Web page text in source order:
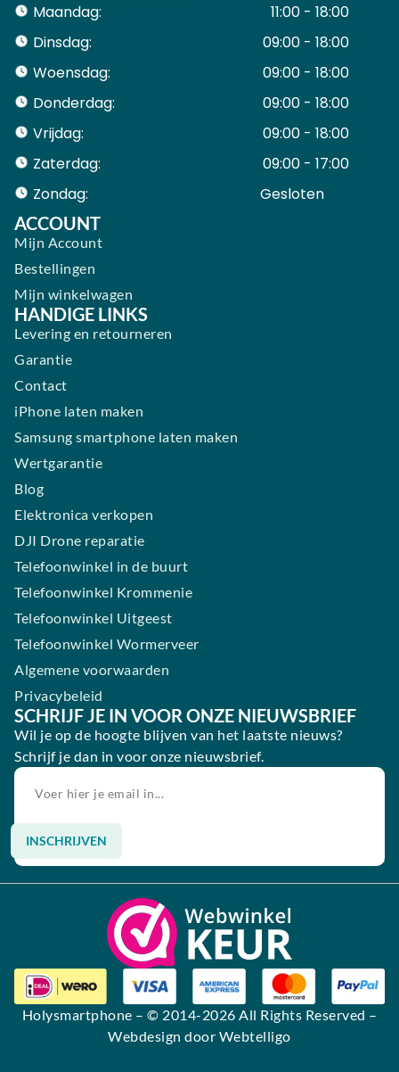
Maandag:
11:00 - 18:00
Dinsdag:
09:00 - 18:00
Woensdag:
09:00 - 18:00
Donderdag:
09:00 - 18:00
Vrijdag:
09:00 - 18:00
Zaterdag:
09:00 - 17:00
Zondag:
Gesloten ​ ​ ​ ​ ​ ​ ​
ACCOUNT
Mijn Account
Bestellingen
Mijn winkelwagen
HANDIGE LINKS
Levering en retourneren
Garantie
Contact
iPhone laten maken
Samsung smartphone laten maken
Wertgarantie
Blog
Elektronica verkopen
DJI Drone reparatie
Telefoonwinkel in de buurt
Telefoonwinkel Krommenie
Telefoonwinkel Uitgeest
Telefoonwinkel Wormerveer
Algemene voorwaarden
Privacybeleid
SCHRIJF JE IN VOOR ONZE NIEUWSBRIEF
Wil je op de hoogte blijven van het laatste nieuws?
Schrijf je dan in voor onze nieuwsbrief.
INSCHRIJVEN
Alternative:
Holysmartphone – © 2014-2026 All Rights Reserved –
Webdesign door Webtelligo